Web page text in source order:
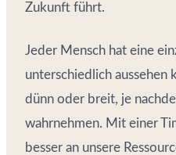
Zukunft führt.
Jeder Mensch hat eine
unterschiedlich aussehen
dünn oder breit, je
wahrnehmen. Mit einer
besser an unsere